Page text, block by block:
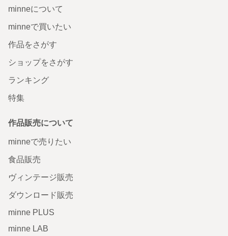
minneについて
minneで買いたい
作品をさがす
ショップをさがす
ランキング
特集
作品販売について
minneで売りたい
食品販売
ヴィンテージ販売
ダウンロード販売
minne PLUS
minne LAB